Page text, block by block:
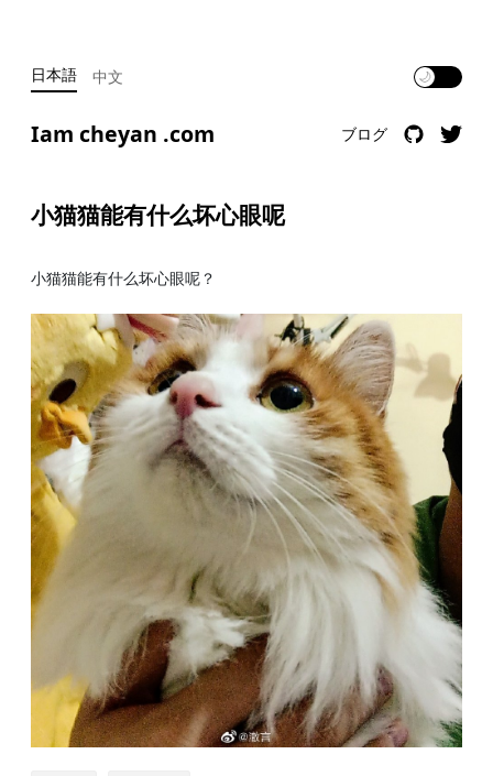
日本語 中文 🌙
Iam cheyan .com ブログ
小猫猫能有什么坏心眼呢
小猫猫能有什么坏心眼呢？ ​